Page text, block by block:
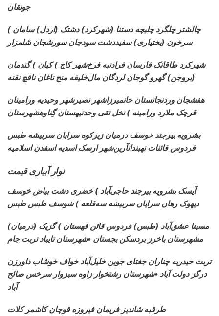
جونقان
چالشتر چلگرد چلیچه دستنا (شهرکرد) دشتک (اردل) سامان )
سرخون (بختیاری) سفیددشت سودجان سورشجان شلمزار
شهرکرد طاقانک فارسان فرادنبه فرخ‌شهر کاج ) کیان ) گندمان
(بروجن) گهرو گوجان لردگان مال‌خلیفه منج ناغان نافچ نقنه
هفشجان وردنجانستان خانمیرزاشهر نصیرشهر وحیدیه ورامینان
قرچک ملارد ورامینه ) نخل تقی وحدتیهستان گِناوهشهرستان
بشرویه بیرجند خوسف درمیان زیرکوه سرایان سربیشه طبس
فردوس قائنات نهبندانآرین‌شهر ارسک اسدیه اسفدن اسلامیه
نوار آبیاری قیمت
آیسک بشرویه بیرجند حاجی‌آباد ) خضری دشت بیاض خوسف
دیهوک زهان سرایان سربیشه سه‌قلعه ) شوسف طبس طبس
مسینا عشق‌آباد (طبس) فردوس قائن قهستان ) گزیک (درمیان)
مشهرستان باخرز بردسکن بجستان •شهرستان تایباد تربت جام
تربت حیدریه چناران جغتای جوین خلیل‌آباد خواف خوشاب داورزن
درگز دولت آباد •شهرستان رشتخوار زاوه سبزوار سرخس صالح
آباد
طرقبه شاندیز فریمان فیروزه قوچان کاشمر کلات